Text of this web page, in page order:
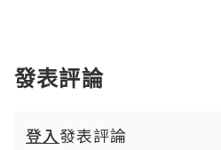
發表評論
登入發表評論